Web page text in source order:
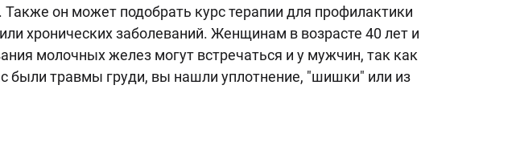
он может подобрать курс терапии для профилактики
хронических заболеваний. Женщинам в возрасте 40 лет и
молочных желез могут встречаться и у мужчин, так как
были травмы груди, вы нашли уплотнение, "шишки" или из